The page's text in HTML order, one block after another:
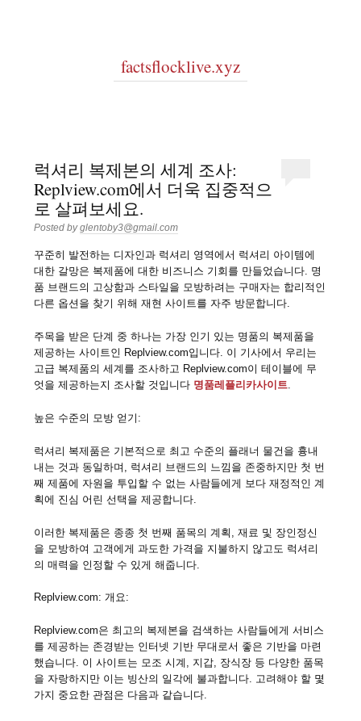
factsflocklive.xyz
럭셔리 복제본의 세계 조사:
Replview.com에서 더욱 집중적으
로 살펴보세요.
Posted byglentoby3@gmail.com
꾸준히 발전하는 디자인과 럭셔리 영역에서 럭셔리 아이템에
대한 갈망은 복제품에 대한 비즈니스 기회를 만들었습니다. 명
품 브랜드의 고상함과 스타일을 모방하려는 구매자는 합리적인
다른 옵션을 찾기 위해 재현 사이트를 자주 방문합니다.
주목을 받은 단계 중 하나는 가장 인기 있는 명품의 복제품을
제공하는 사이트인 Replview.com입니다. 이 기사에서 우리는
고급 복제품의 세계를 조사하고 Replview.com이 테이블에 무
엇을 제공하는지 조사할 것입니다 명품레플리카사이트
높은 수준의 모방 얻기:
럭셔리 복제품은 기본적으로 최고 수준의 플래너 물건을 흉내
내는 것과 동일하며, 럭셔리 브랜드의 느낌을 존중하지만 첫 번
째 제품에 자원을 투입할 수 없는 사람들에게 보다 재정적인 계
획에 진심 어린 선택을 제공합니다.
이러한 복제품은 종종 첫 번째 품목의 계획, 재료 및 장인정신
을 모방하여 고객에게 과도한 가격을 지불하지 않고도 럭셔리
의 매력을 인정할 수 있게 해줍니다.
Replview.com: 개요:
Replview.com은 최고의 복제본을 검색하는 사람들에게 서비스
를 제공하는 존경받는 인터넷 기반 무대로서 좋은 기반을 마련
했습니다. 이 사이트는 모조 시계, 지갑, 장식장 등 다양한 품목
을 자랑하지만 이는 빙산의 일각에 불과합니다. 고려해야 할 몇
가지 중요한 관점은 다음과 같습니다.